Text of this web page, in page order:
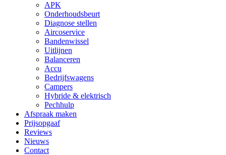
APK
Onderhoudsbeurt
Diagnose stellen
Aircoservice
Bandenwissel
Uitlijnen
Balanceren
Accu
Bedrijfswagens
Campers
Hybride & elektrisch
Pechhulp
Afspraak maken
Prijsopgaaf
Reviews
Nieuws
Contact